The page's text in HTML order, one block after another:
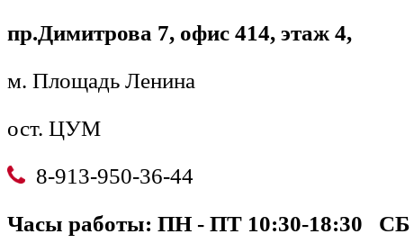
пр.Димитрова 7, офис 414, этаж 4,
м. Площадь Ленина
ост. ЦУМ
8-913-950-36-44
Часы работы: ПН - ПТ 10:30-18:30